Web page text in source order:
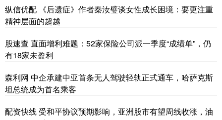
纵信优配 《后遗症》作者秦汝璧谈女性成长困境：要更注重
精神层面的超越
股速查 直面增利难题：52家保险公司派一季度“成绩单”，仍
有18家未盈利
森利网 中企承建中亚首条无人驾驶轻轨正式通车，哈萨克斯
坦总统成为首名乘客
配资快线 受和平协议预期影响，亚洲股市有望周线收涨，油